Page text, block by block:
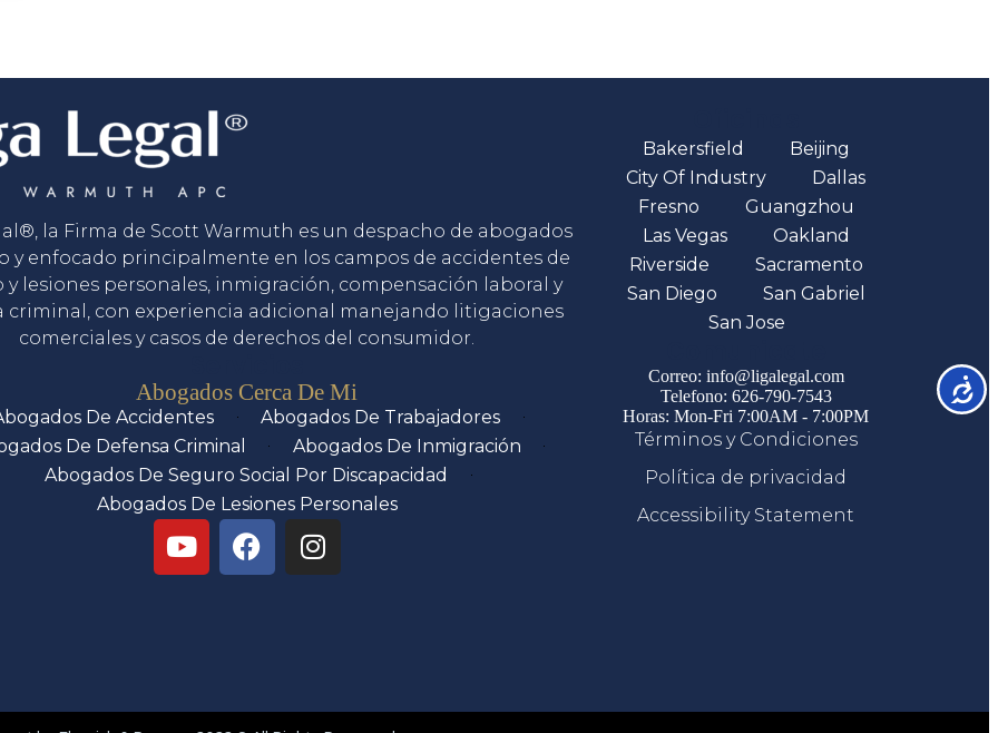
la Firma de Scott Warmuth es un despacho de abogados
y enfocado principalmente en los campos de accidentes de
y lesiones personales, inmigración, compensación laboral y
criminal, con experiencia adicional manejando litigaciones
comerciales y casos de derechos del consumidor.
Abogados Cerca De Mi
De Accidentes
Abogados De Trabajadores
De Defensa Criminal
Abogados De Inmigración
Abogados De Seguro Social Por Discapacidad
Abogados De Lesiones Personales
Bakersfield
Beijing
City Of Industry
Dallas
Fresno
Guangzhou
Las Vegas
Oakland
Riverside
Sacramento
San Diego
San Gabriel
San Jose
Correo: info@ligalegal.com
Telefono: 626-790-7543
Horas: Mon-Fri 7:00AM - 7:00PM
Términos y Condiciones
Política de privacidad
Accessibility Statement